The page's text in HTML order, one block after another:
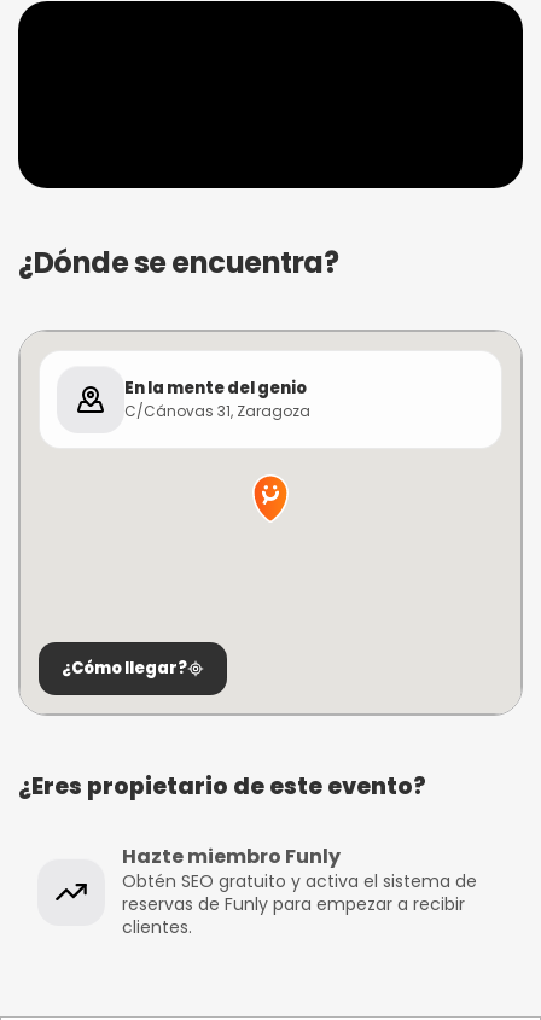
¿Dónde se encuentra?
En la mente del genio
C/Cánovas 31, Zaragoza
¿Cómo llegar?
¿Eres propietario de este evento?
Hazte miembro Funly
Obtén SEO gratuito y activa el sistema de
reservas de Funly para empezar a recibir
clientes.